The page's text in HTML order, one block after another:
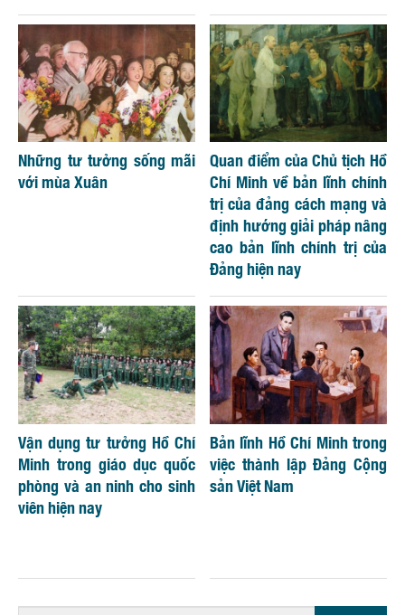
Những tư tưởng sống mãi
với mùa Xuân
Quan điểm của Chủ tịch Hồ
Chí Minh về bản lĩnh chính
trị của đảng cách mạng và
định hướng giải pháp nâng
cao bản lĩnh chính trị của
Đảng hiện nay
Vận dụng tư tưởng Hồ Chí
Minh trong giáo dục quốc
phòng và an ninh cho sinh
viên hiện nay
Bản lĩnh Hồ Chí Minh trong
việc thành lập Đảng Cộng
sản Việt Nam